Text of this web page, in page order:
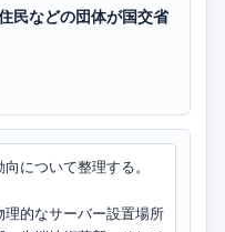
民などの団体が国交省